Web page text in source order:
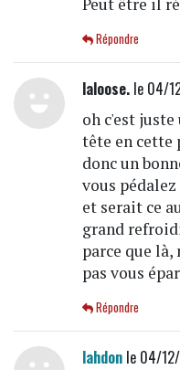
Peut être il
Répondre
laloose.le 04/
oh c'est
tête en cette
donc un
vous
et serait ce
grand
parce que
pas vous
Répondre
lahdonle 04/12/